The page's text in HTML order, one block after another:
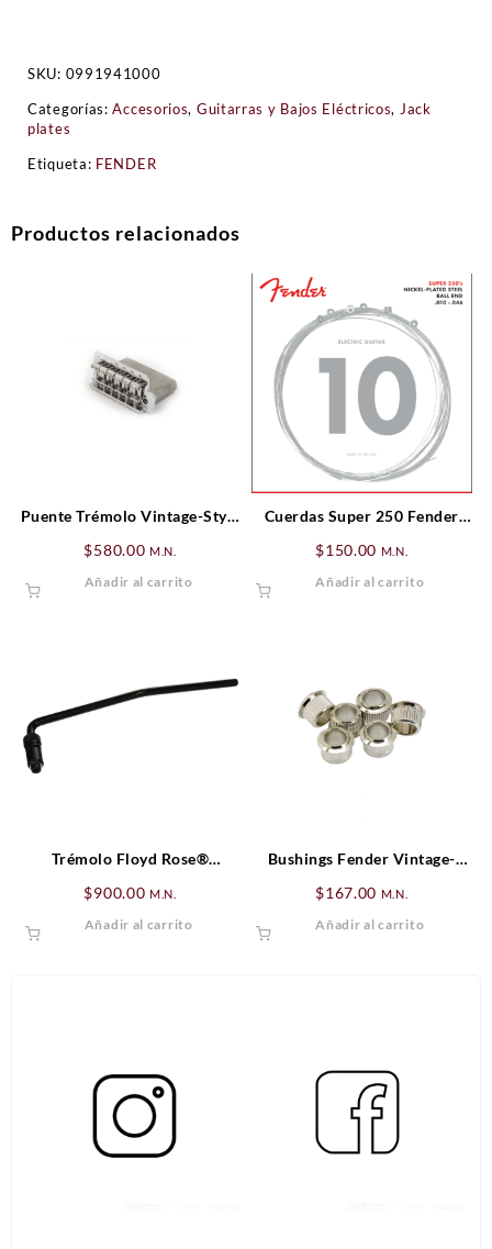
SKU: 0991941000
Categorías:Accesorios, Guitarras y Bajos Eléctricos, Jack
plates
Etiqueta: FENDER
Productos relacionados
Puente Trémolo Vintage-Style
Presente), Cromado
$580.00 M.N.
Añadir al carrito
Cuerdas Super 250 Fender
Gauges .010-.046
$150.00 M.N.
Añadir al carrito
Trémolo Floyd Rose®
$900.00 M.N.
Añadir al carrito
Bushings Fender Vintage-
$167.00 M.N.
Añadir al carrito